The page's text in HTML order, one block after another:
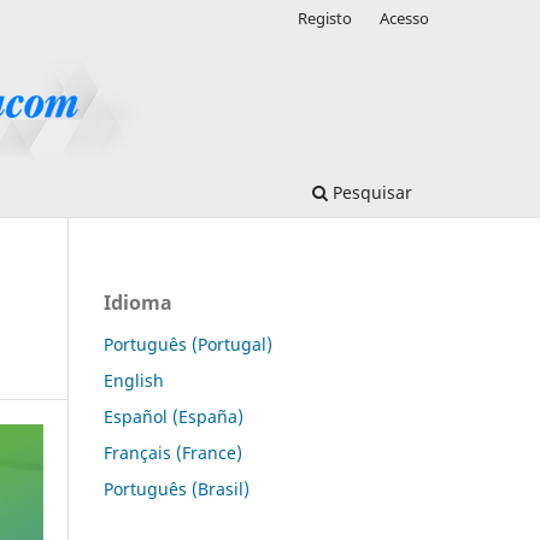
Pesquisar
Registo Acesso
Idioma
Português (Portugal)
English
Español (España)
Français (France)
Português (Brasil)